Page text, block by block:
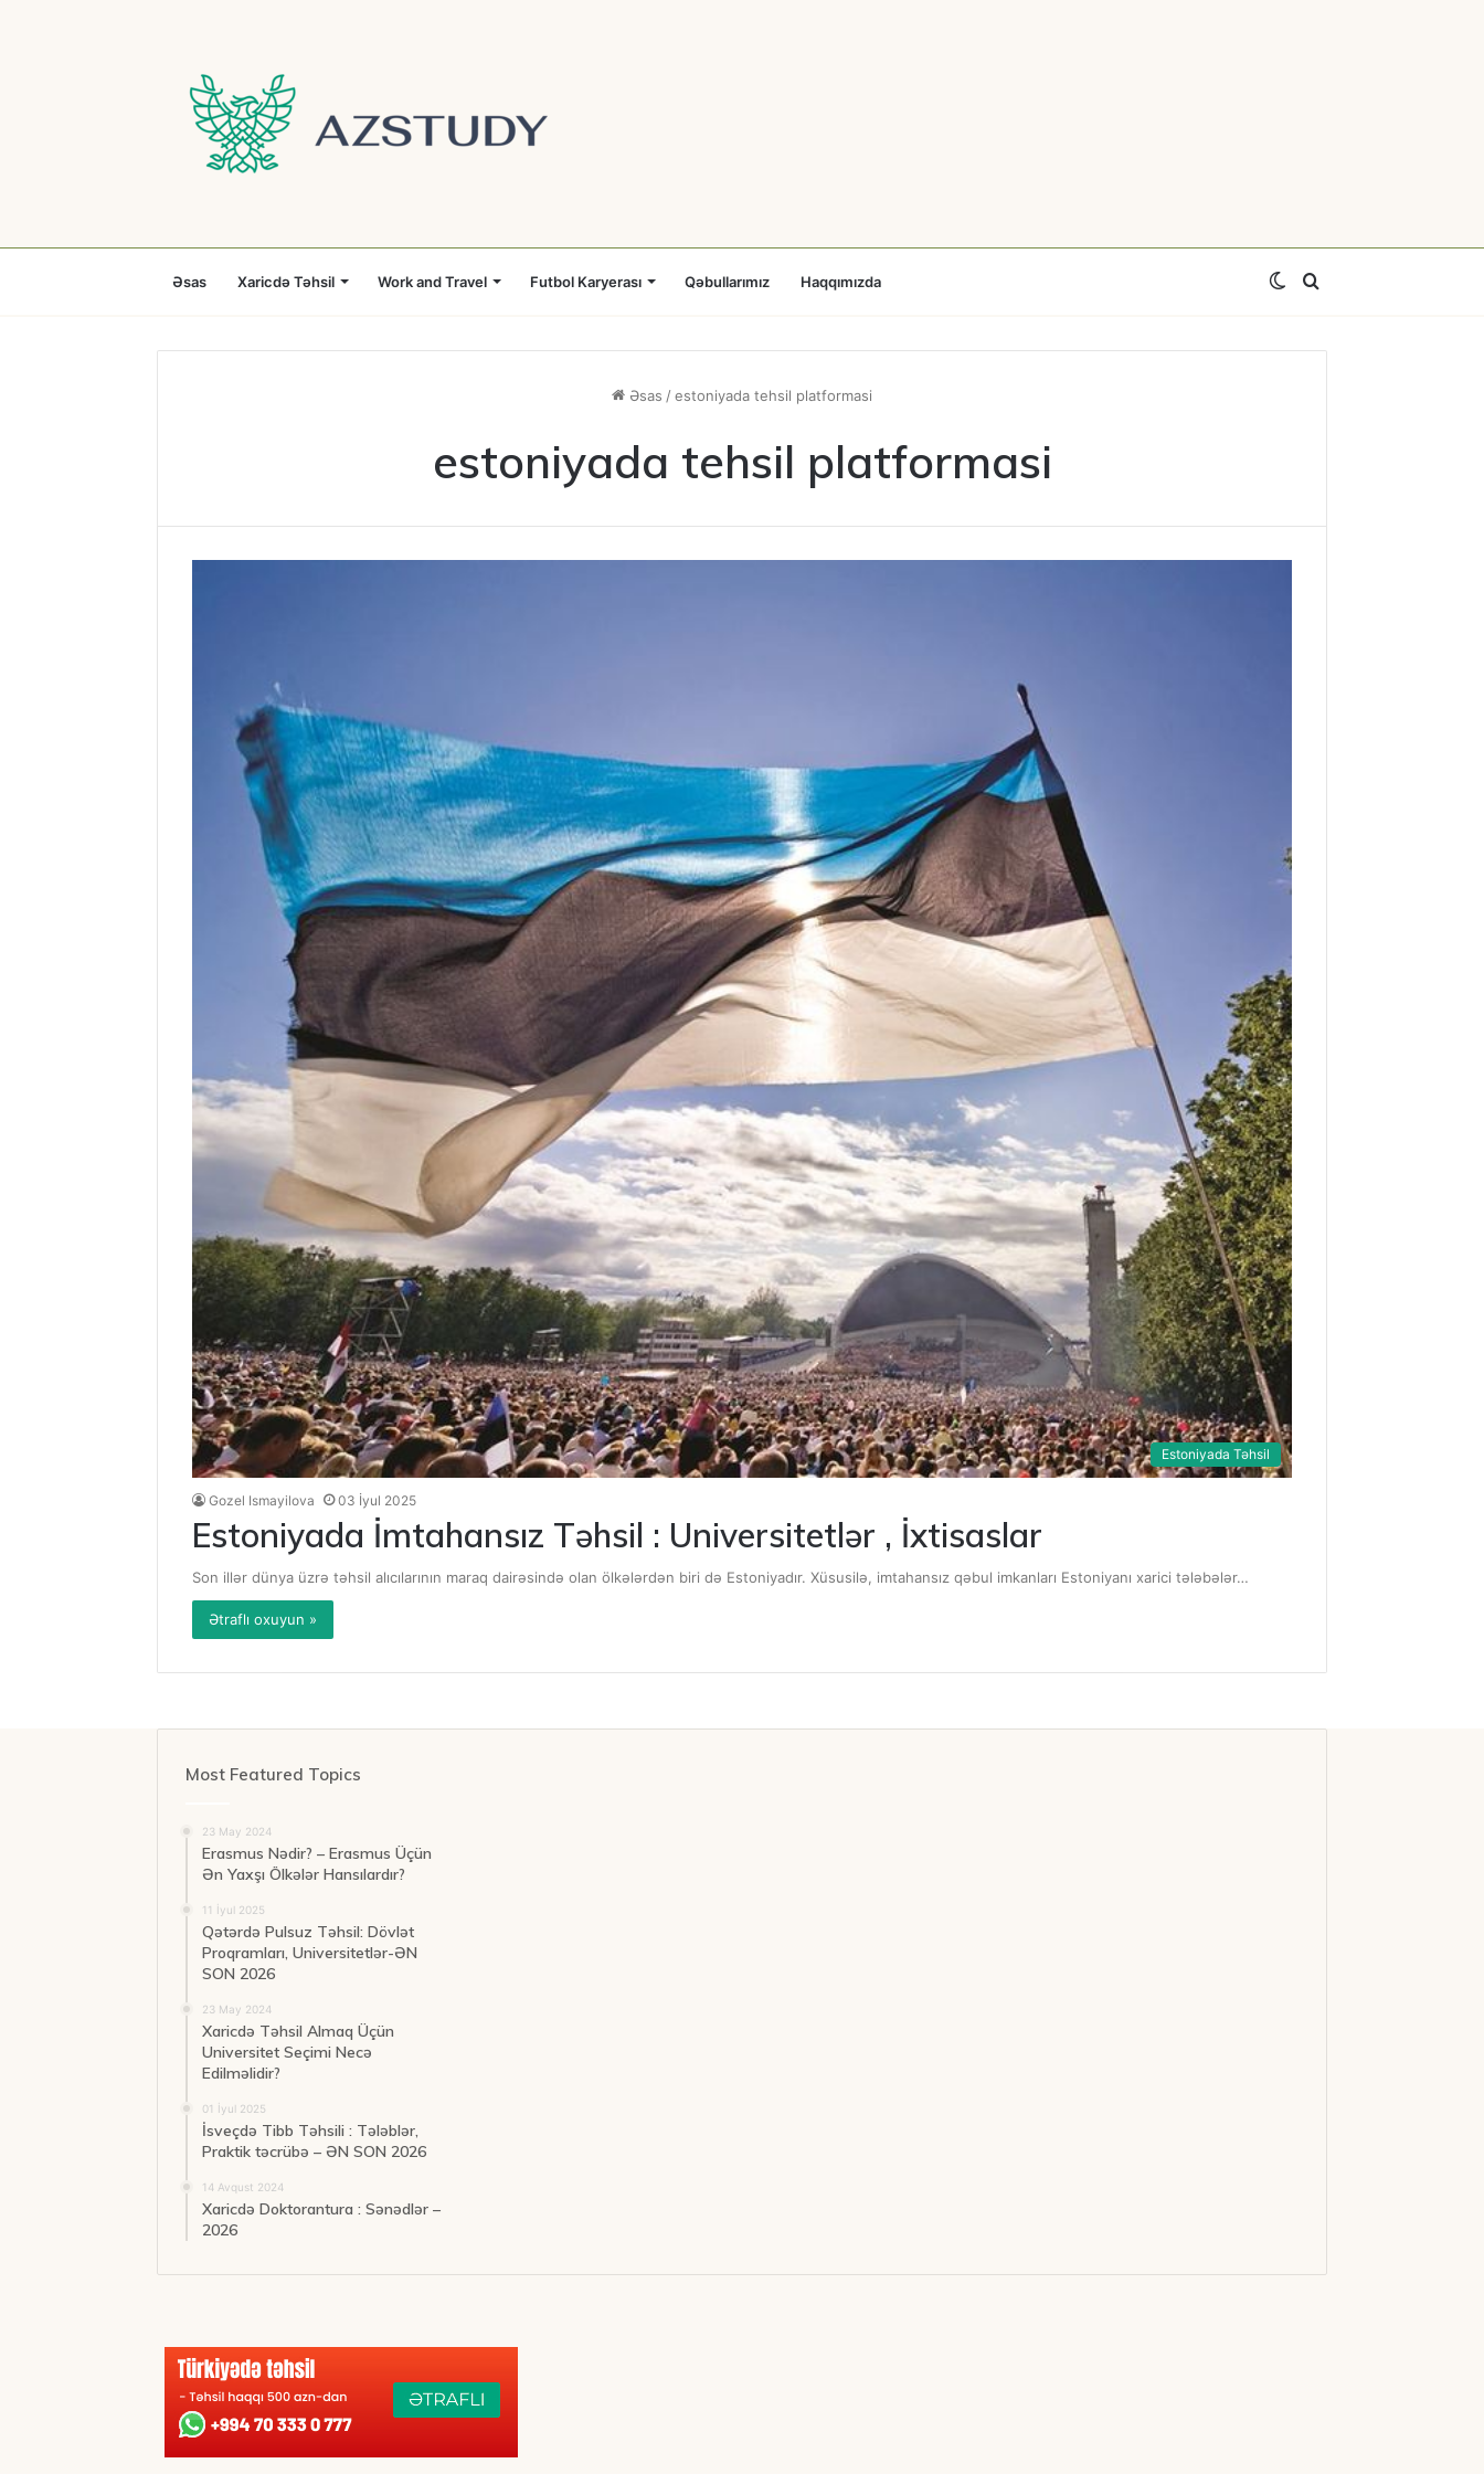
Əsas Xaricdə Təhsil Work and Travel Futbol Karyerası Qəbullarımız Haqqımızda Axtar
Switch
skin
Əsas /estoniyada tehsil platformasi
estoniyada tehsil platformasi
Estoniyada Təhsil
Gozel Ismayilova 03 İyul 2025
Estoniyada İmtahansız Təhsil : Universitetlər , İxtisaslar
Son illər dünya üzrə təhsil alıcılarının maraq dairəsində olan ölkələrdən biri də Estoniyadır. Xüsusilə, imtahansız qəbul imkanları Estoniyanı xarici tələbələr…
Ətraflı oxuyun »
Most Featured Topics
23 May 2024
Erasmus Nədir? – Erasmus Üçün
Ən Yaxşı Ölkələr Hansılardır?
11 İyul 2025
Qətərdə Pulsuz Təhsil: Dövlət
Proqramları, Universitetlər-ƏN
SON 2026
23 May 2024
Xaricdə Təhsil Almaq Üçün
Universitet Seçimi Necə
Edilməlidir?
01 İyul 2025
İsveçdə Tibb Təhsili : Tələblər,
Praktik təcrübə – ƏN SON 2026
14 Avqust 2024
Xaricdə Doktorantura : Sənədlər –
2026